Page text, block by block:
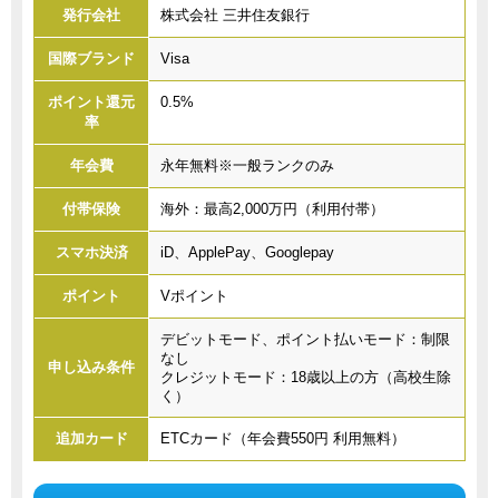
発行会社 株式会社 三井住友銀行
国際ブランド Visa
ポイント還元
率
0.5%
年会費 永年無料※一般ランクのみ
付帯保険 海外：最高2,000万円（利用付帯）
スマホ決済 iD、ApplePay、Googlepay
ポイント Vポイント
申し込み条件
デビットモード、ポイント払いモード：制限
なし
クレジットモード：18歳以上の方（高校生除
く）
追加カード ETCカード（年会費550円 利用無料）